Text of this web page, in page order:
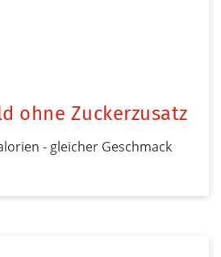
ohne Zuckerzusatz
- gleicher Geschmack